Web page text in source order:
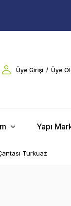
Üye Girişi / Üye Ol
Yapı
Turkuaz